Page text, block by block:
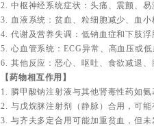
2. 中枢神经系统症状：头痛、震颤、
3. 血液系统：贫血、粒细胞减少、血小
4. 代谢及营养失调：低钠血症和下肢
5. 心血管系统：ECG异常、高血压或低
6. 其他反应：恶心、呕吐、食欲减退
【药物相互作用】
1. 膦甲酸钠注射液与其他肾毒性药如
2. 与戊烷脒注射剂（静脉）合用，可
3. 与齐夫多定合用可能加重贫血，但未